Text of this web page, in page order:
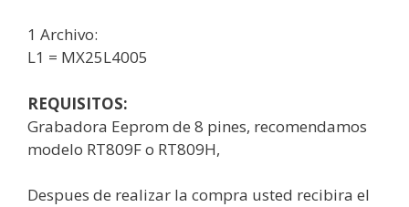
1 Archivo:
L1 = MX25L4005
REQUISITOS:
Grabadora Eeprom de 8 pines, recomendamos
modelo RT809F o RT809H,
Despues de realizar la compra usted recibira el